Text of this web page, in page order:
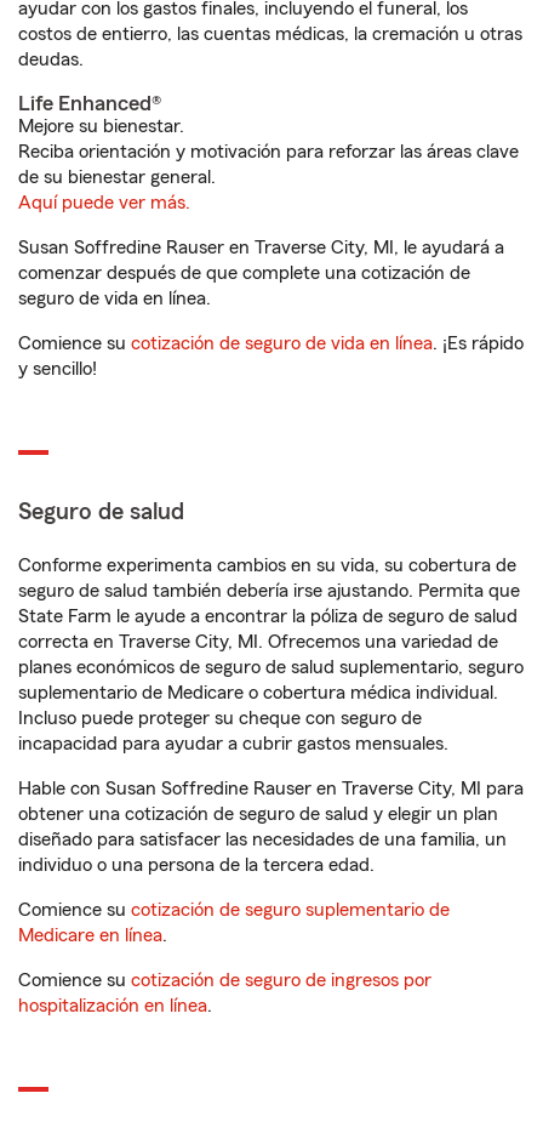
ayudar con los gastos finales, incluyendo el funeral, los
costos de entierro, las cuentas médicas, la cremación u otras
deudas.
Life Enhanced®
Mejore su bienestar.
Reciba orientación y motivación para reforzar las áreas clave
de su bienestar general.
Aquí puede ver más.
Susan Soffredine Rauser en Traverse City, MI, le ayudará a
comenzar después de que complete una cotización de
seguro de vida en línea.
Comience su cotización de seguro de vida en línea. ¡Es rápido
y sencillo!
Seguro de salud
Conforme experimenta cambios en su vida, su cobertura de
seguro de salud también debería irse ajustando. Permita que
State Farm le ayude a encontrar la póliza de seguro de salud
correcta en Traverse City, MI. Ofrecemos una variedad de
planes económicos de seguro de salud suplementario, seguro
suplementario de Medicare o cobertura médica individual.
Incluso puede proteger su cheque con seguro de
incapacidad para ayudar a cubrir gastos mensuales.
Hable con Susan Soffredine Rauser en Traverse City, MI para
obtener una cotización de seguro de salud y elegir un plan
diseñado para satisfacer las necesidades de una familia, un
individuo o una persona de la tercera edad.
Comience su cotización de seguro suplementario de
Medicare en línea.
Comience su cotización de seguro de ingresos por
hospitalización en línea.